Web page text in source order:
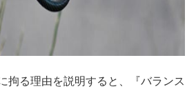
拘る理由を説明すると、『バランス